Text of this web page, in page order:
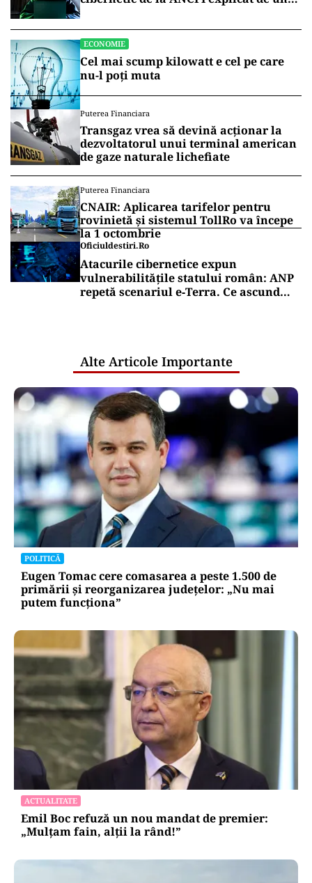
ECONOMIE
Cel mai scump kilowatt e cel pe care
nu-l poți muta
Puterea Financiara
Transgaz vrea să devină acționar la
dezvoltatorul unui terminal american
de gaze naturale lichefiate
Puterea Financiara
CNAIR: Aplicarea tarifelor pentru
rovinietă și sistemul TollRo va începe
la 1 octombrie
Oficiuldestiri.ro
Atacurile cibernetice expun
vulnerabilitățile statului român: ANP
repetă scenariul e‑Terra. Ce ascund
Alte Articole Importante
POLITICĂ
Eugen Tomac cere comasarea a peste 1.500 de
primării și reorganizarea județelor: „Nu mai
putem funcționa”
ACTUALITATE
Emil Boc refuză un nou mandat de premier:
„Mulțam fain, alții la rând!”